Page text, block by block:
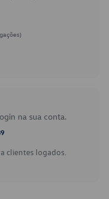
na sua conta.
clientes logados.